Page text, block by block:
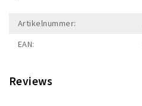
Artikelnummer:
EAN:
Reviews